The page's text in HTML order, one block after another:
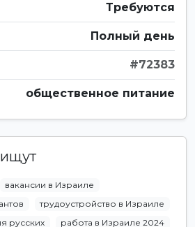
Требуются
Полный день
#72383
общественное питание
вакансии в Израиле
трудоустройство в Израиле
русских
работа в Израиле 2024